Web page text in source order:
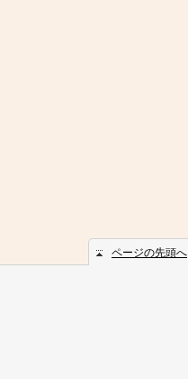
ページの先頭へ